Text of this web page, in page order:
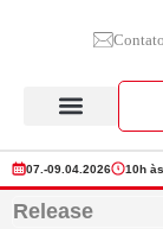
Contato
07.-09.04.2026 10h
Release